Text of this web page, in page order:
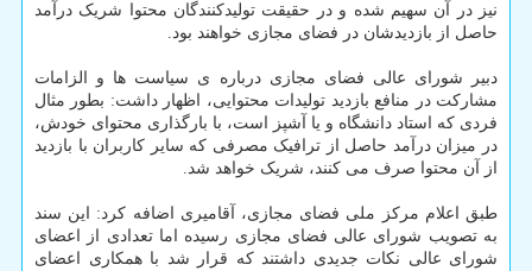
نیز در آن سهیم شده و در حقیقت تولیدکنندگان محتوا شریک درآمد
حاصل از بازدیدشان در فضای مجازی خواهند بود.
دبیر شورای عالی فضای مجازی درباره ی سیاست ها و الزامات
مشارکت در منافع بازدید تولیدات محتوایی، اظهار داشت: بطور مثال
فردی که استاد دانشگاه و یا آشپز است، با بارگذاری محتوای خودش،
در میزان درآمد حاصل از ترافیک مصرفی که سایر کاربران با بازدید
از آن محتوا صرف می کنند، شریک خواهد شد.
طبق اعلام مرکز ملی فضای مجازی، آقامیری اضافه کرد: این سند
به تصویب شورای عالی فضای مجازی رسیده اما تعدادی از اعضای
شورای عالی نکات جدیدی داشتند که قرار شد با همکاری اعضای